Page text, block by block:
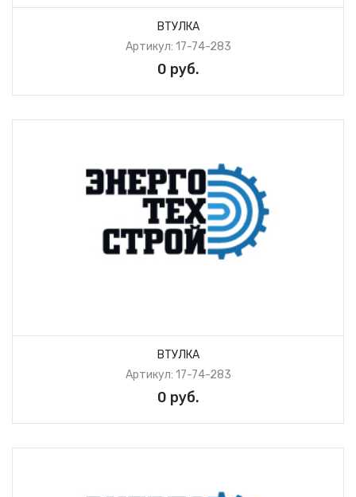
ВТУЛКА
Артикул: 17-74-283
0 руб.
ВТУЛКА
Артикул: 17-74-283
0 руб.